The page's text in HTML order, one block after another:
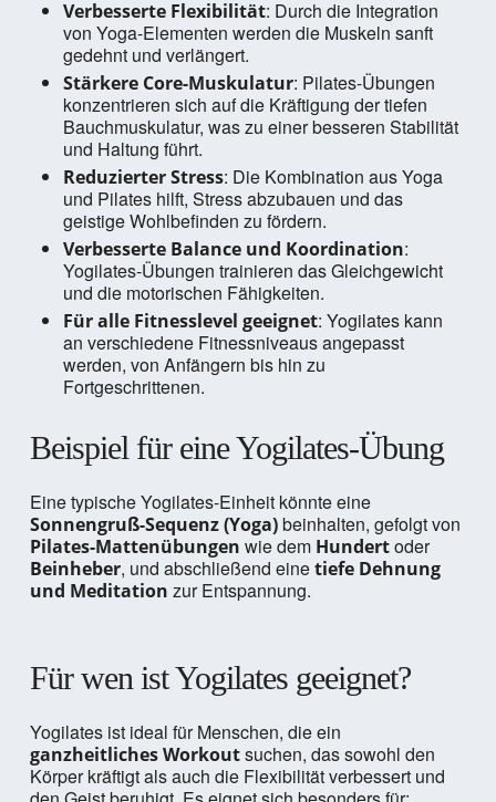
Verbesserte Flexibilität: Durch die Integration
von Yoga-Elementen werden die Muskeln sanft
gedehnt und verlängert.
Stärkere Core-Muskulatur: Pilates-Übungen
konzentrieren sich auf die Kräftigung der tiefen
Bauchmuskulatur, was zu einer besseren Stabilität
und Haltung führt.
Reduzierter Stress: Die Kombination aus Yoga
und Pilates hilft, Stress abzubauen und das
geistige Wohlbefinden zu fördern.
Verbesserte Balance und Koordination:
Yogilates-Übungen trainieren das Gleichgewicht
und die motorischen Fähigkeiten.
Für alle Fitnesslevel geeignet: Yogilates kann
an verschiedene Fitnessniveaus angepasst
werden, von Anfängern bis hin zu
Fortgeschrittenen.
Beispiel für eine Yogilates-Übung
Eine typische Yogilates-Einheit könnte eine
Sonnengruß-Sequenz (Yoga)beinhalten, gefolgt von
Pilates-Mattenübungen wie dem Hundertoder
Beinheber, und abschließend einetiefe Dehnung
und Meditation zur Entspannung.
Für wen ist Yogilates geeignet?
Yogilates ist ideal für Menschen, die ein
ganzheitliches Workoutsuchen, das sowohl den
Körper kräftigt als auch die Flexibilität verbessert und